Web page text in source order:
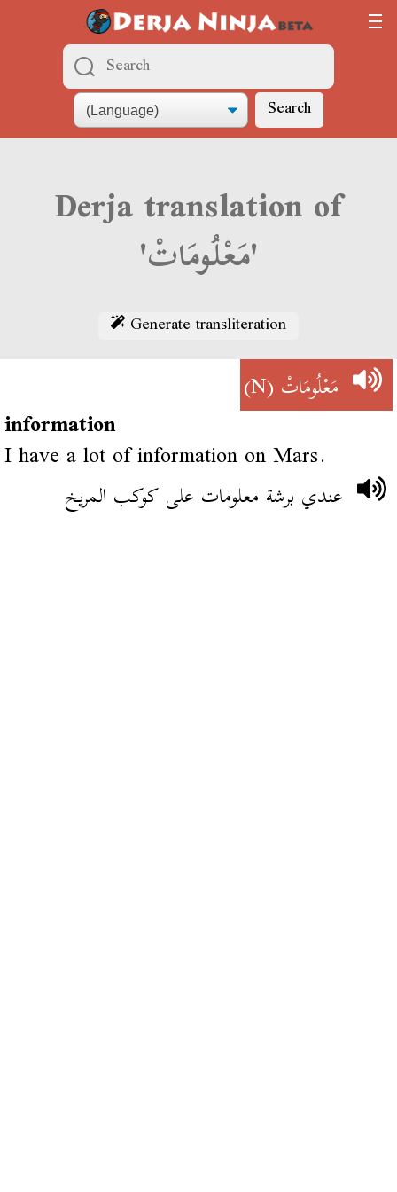
Search
Derja translation of
'مَعْلُومَاتْ'
Generate transliteration
مَعْلُومَاتْ(N)
information
I have a lot of information on Mars.
عندي برشة معلومات على كوكب المريخ